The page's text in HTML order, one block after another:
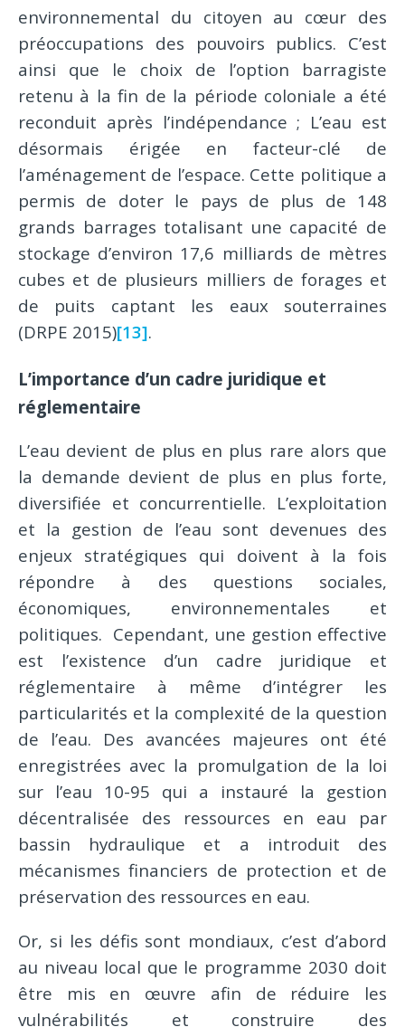
environnemental du citoyen au cœur des
préoccupations des pouvoirs publics. C’est
ainsi que le choix de l’option barragiste
retenu à la fin de la période coloniale a été
reconduit après l’indépendance ; L’eau est
désormais érigée en facteur-clé de
l’aménagement de l’espace. Cette politique a
permis de doter le pays de plus de 148
grands barrages totalisant une capacité de
stockage d’environ 17,6 milliards de mètres
cubes et de plusieurs milliers de forages et
de puits captant les eaux souterraines
(DRPE 2015)[13].
L’importance d’un cadre juridique et
réglementaire
L’eau devient de plus en plus rare alors que
la demande devient de plus en plus forte,
diversifiée et concurrentielle. L’exploitation
et la gestion de l’eau sont devenues des
enjeux stratégiques qui doivent à la fois
répondre à des questions sociales,
économiques, environnementales et
politiques. Cependant, une gestion effective
est l’existence d’un cadre juridique et
réglementaire à même d’intégrer les
particularités et la complexité de la question
de l’eau. Des avancées majeures ont été
enregistrées avec la promulgation de la loi
sur l’eau 10-95 qui a instauré la gestion
décentralisée des ressources en eau par
bassin hydraulique et a introduit des
mécanismes financiers de protection et de
préservation des ressources en eau.
Or, si les défis sont mondiaux, c’est d’abord
au niveau local que le programme 2030 doit
être mis en œuvre afin de réduire les
vulnérabilités et construire des